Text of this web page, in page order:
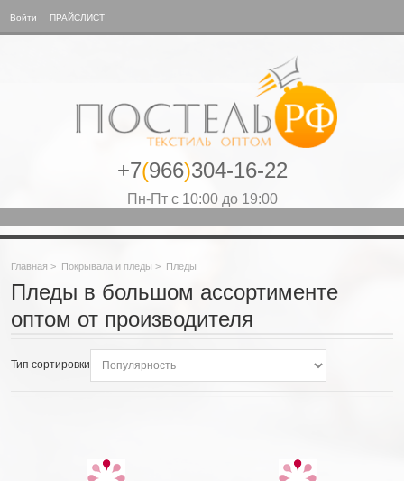
Войти ПРАЙСЛИСТ
+7(966)304-16-22
Пн-Пт с 10:00 до 19:00
Главная > Покрывала и пледы > Пледы
Пледы в большом ассортименте
оптом от производителя
Тип сортировки